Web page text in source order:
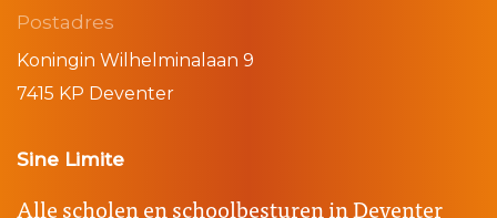
Postadres
Koningin Wilhelminalaan 9
7415 KP Deventer
Sine Limite
Alle scholen en schoolbesturen in Deventer